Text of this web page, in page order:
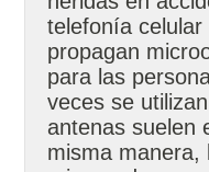
telefonía
propagan
para las
veces se
antenas suelen
misma manera,